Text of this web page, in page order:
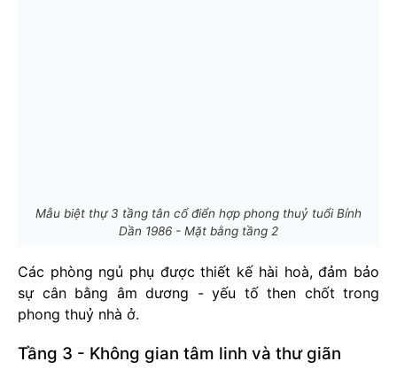
Mẫu biệt thự 3 tầng tân cổ điển hợp phong thuỷ tuổi Bính
Dần 1986 - Mặt bằng tầng 2
Các phòng ngủ phụ được thiết kế hài hoà, đảm bảo
sự cân bằng âm dương - yếu tố then chốt trong
phong thuỷ nhà ở.
Tầng 3 - Không gian tâm linh và thư giãn